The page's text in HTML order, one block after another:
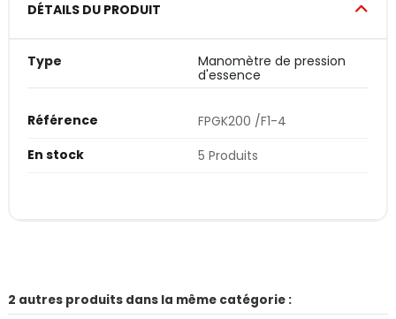
DÉTAILS DU PRODUIT
Type
Manomètre de pression
d'essence
Référence
FPGK200 /F1-4
En stock
5 Produits
2 autres produits dans la même catégorie :